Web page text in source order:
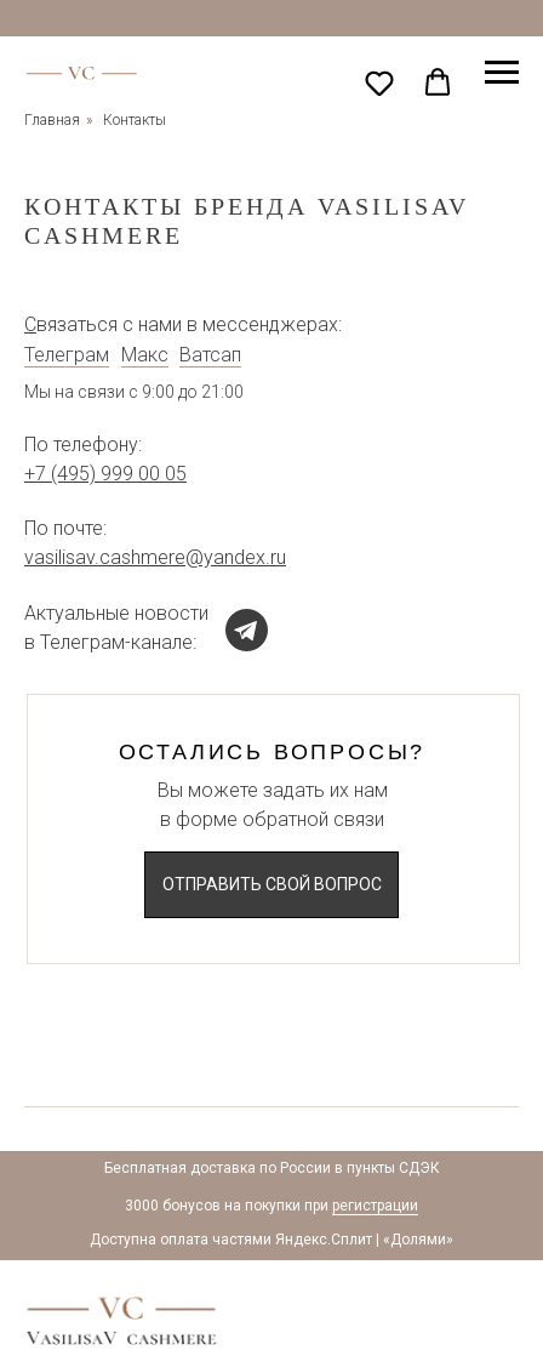
Главная » Контакты
КОНТАКТЫ БРЕНДА VASILISAV
CASHMERE
Вы можете задать их нам
в форме обратной связи
Актуальные новости
в Телеграм-канале:
По почте:
vasilisav.cashmere@yandex.ru
Мы на связи с 9:00 до 21:00
По телефону:
+7 (495) 999 00 05
Ватсап
Макс
Телеграм
Связаться с нами в мессенджерах:
ОСТАЛИСЬ ВОПРОСЫ?
ОТПРАВИТЬ СВОЙ ВОПРОС
Бесплатная доставка по России в пункты СДЭК
3000 бонусов на покупки при регистрации
Доступна оплата частями Яндекс.Сплит | «Долями»